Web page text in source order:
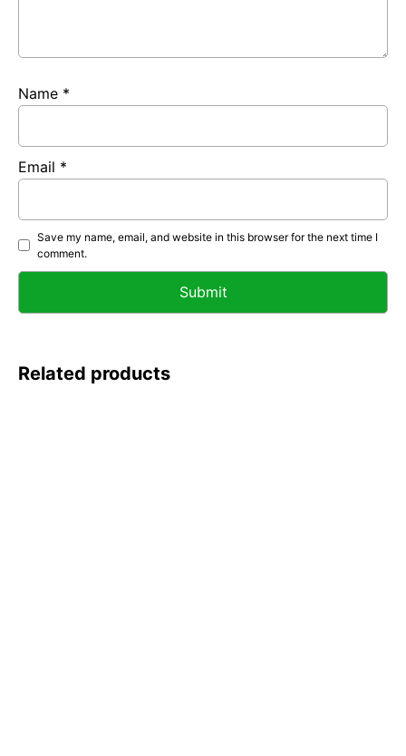
Name *
Email *
Save my name, email, and website in this browser for the next time I
comment.
Related products